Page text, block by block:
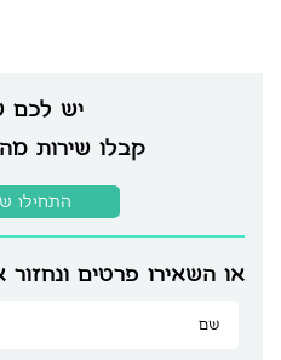
יש לכם
קבלו שירות
התחילו
או השאירו פרטים ונחזור